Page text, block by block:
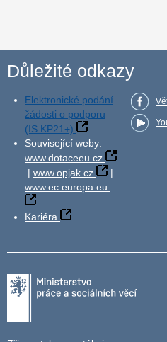
Důležité odkazy
Elektronické podání
žádosti o podporu
(IS KP21+)
Související weby:
www.dotaceeu.cz
| www.opjak.cz
|
www.ec.europa.eu
Kariéra